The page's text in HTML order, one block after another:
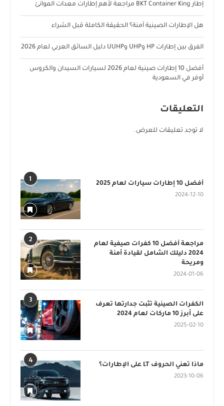
إطار BKT Container King مراجعة لأهم إطارات معدات الموانئ
هل الإطارات الصينية آمنة؟ الحقيقة الكاملة قبل الشراء
الفرق بين إطارات HP وUHP وUUHP دليل السائق العربي لعام 2026
أفضل 10 إطارات صينية لعام 2026 لسيارات السيدان والكروس
أوفر في السعودية
التعليقات
لا توجد تعليقات للعرض.
1
أفضل 10 إطارات سيارات لعام 2025
2024-12-10
2
مراجعة أفضل 10 كفرات صيفية لعام
2024 دليلك الشامل لقيادة آمنة
ومريحة
2024-01-06
3
الكفرات الصينية تثبت جدارتها تعرف
على أبرز 10 ماركات لعام 2024
2025-02-10
4
ماذا تعني الحروف LT على الإطارات؟
2023-10-06